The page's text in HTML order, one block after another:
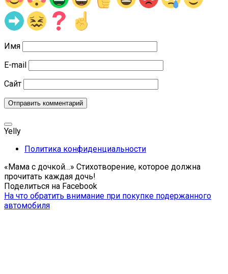
Имя
E-mail
Сайт
Yelly
Политика конфиденциальности
«Мама с дочкой…» Стихотворение, которое должна
прочитать каждая дочь!
Поделиться на Facebook
На что обратить внимание при покупке подержанного
автомобиля